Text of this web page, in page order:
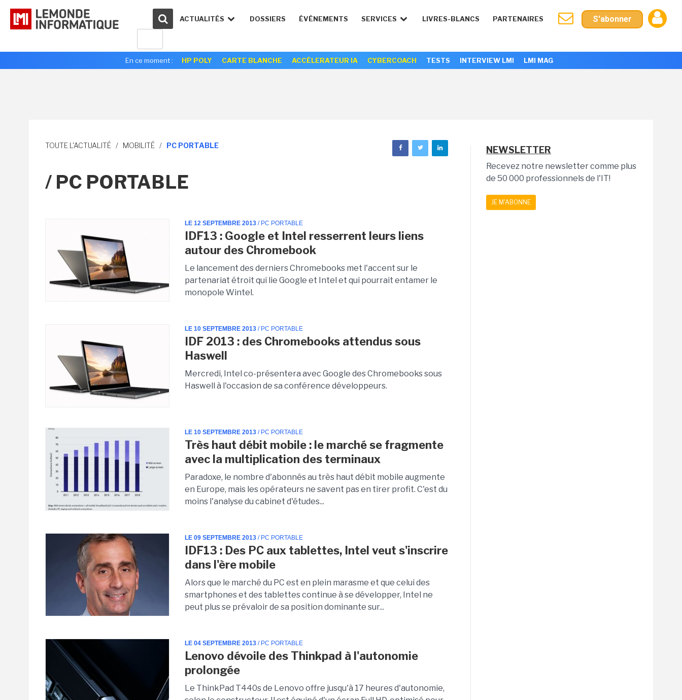
ACTUALITÉS DOSSIERS ÉVÉNEMENTS SERVICES LIVRES-BLANCS PARTENAIRES S'abonner
En ce moment : HP POLY CARTE BLANCHE ACCÉLERATEUR IA CYBERCOACH TESTS INTERVIEW LMI LMI MAG
TOUTE L'ACTUALITÉ / MOBILITÉ / PC PORTABLE
/ PC PORTABLE
LE 12 SEPTEMBRE 2013 / PC PORTABLE
IDF13 : Google et Intel resserrent leurs liens
autour des Chromebook
Le lancement des derniers Chromebooks met l'accent sur le
partenariat étroit qui lie Google et Intel et qui pourrait entamer le
monopole Wintel.
LE 10 SEPTEMBRE 2013 / PC PORTABLE
IDF 2013 : des Chromebooks attendus sous
Haswell
Mercredi, Intel co-présentera avec Google des Chromebooks sous
Haswell à l'occasion de sa conférence développeurs.
LE 10 SEPTEMBRE 2013 / PC PORTABLE
Très haut débit mobile : le marché se fragmente
avec la multiplication des terminaux
Paradoxe, le nombre d'abonnés au très haut débit mobile augmente
en Europe, mais les opérateurs ne savent pas en tirer profit. C'est du
moins l'analyse du cabinet d'études...
LE 09 SEPTEMBRE 2013 / PC PORTABLE
IDF13 : Des PC aux tablettes, Intel veut s'inscrire
dans l'ère mobile
Alors que le marché du PC est en plein marasme et que celui des
smartphones et des tablettes continue à se développer, Intel ne
peut plus se prévaloir de sa position dominante sur...
LE 04 SEPTEMBRE 2013 / PC PORTABLE
Lenovo dévoile des Thinkpad à l'autonomie
prolongée
Le ThinkPad T440s de Lenovo offre jusqu'à 17 heures d'autonomie,
NEWSLETTER
Recevez notre newsletter comme plus
de 50 000 professionnels de l'IT!
JE M'ABONNE